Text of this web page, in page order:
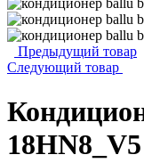
Предыдущий товар
Следующий товар
18HN8_V5